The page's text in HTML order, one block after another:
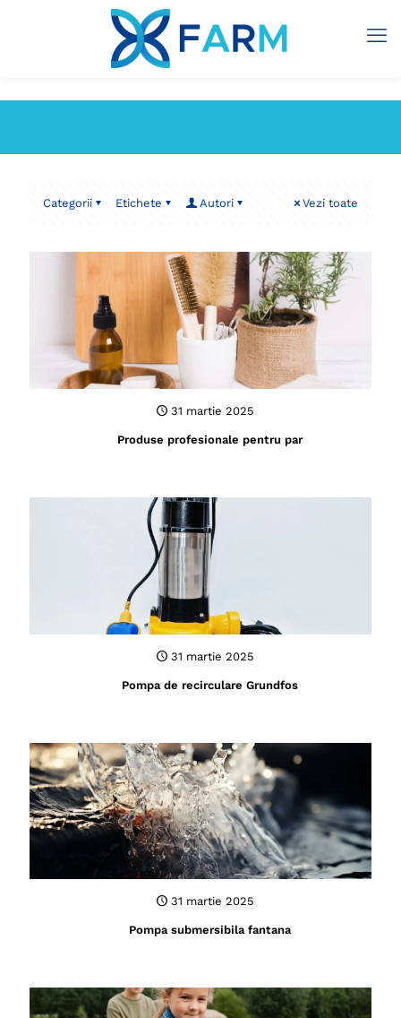
Categorii Etichete Autori Vezi toate
31 martie 2025
Produse profesionale pentru par
31 martie 2025
Pompa de recirculare Grundfos
31 martie 2025
Pompa submersibila fantana